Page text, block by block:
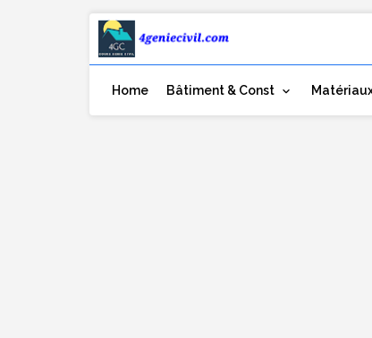
Home Bâtiment & Const